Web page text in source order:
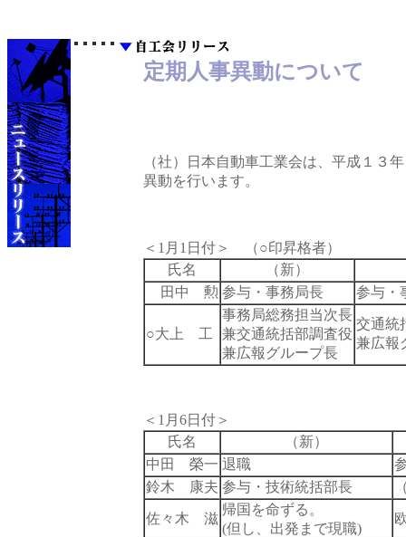
定期人事異動について
（社）日本自動車工業会は、平成１３
異動を行います。
＜1月1日付＞ （○印昇格者）
氏名
（新）
田中 勲 参与・事務局長 参与・
○大上 工
事務局総務担当次長
兼交通統括部調査役
兼広報グループ長
交通統
兼広報
＜1月6日付＞
氏名
（新）
中田 榮一 退職
鈴木 康夫 参与・技術統括部長
佐々木 滋
帰国を命ずる。
(但し、出発まで現職)